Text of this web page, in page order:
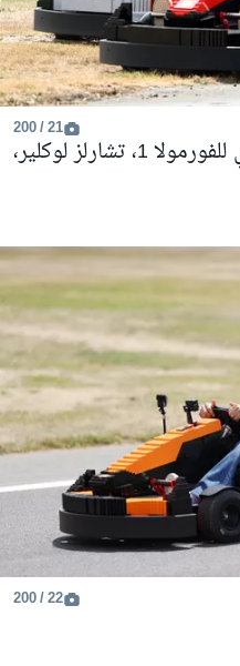
21 / 200
غابرييل بورتوليتو، فريق أودي للفورمولا 1، تشارلز لوكلير،
22 / 200